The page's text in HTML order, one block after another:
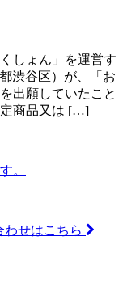
しょん」を運営す
渋谷区）が、「お
出願していたこと
定商品又は […]
わせはこちら